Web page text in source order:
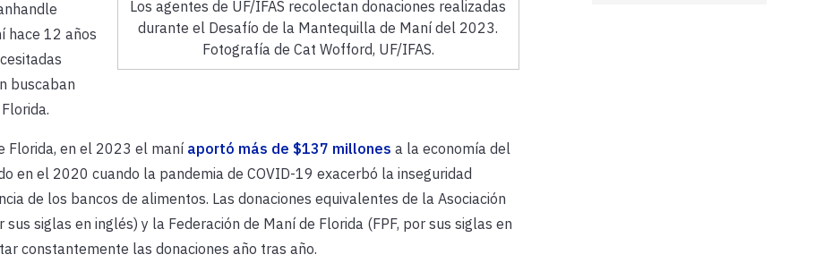
Los agentes de UF/IFAS recolectan donaciones realizadas
durante el Desafío de la Mantequilla de Maní del 2023.
Fotografía de Cat Wofford, UF/IFAS.
hace 12 años
buscaban
Florida, en el 2023 el maní aportó más de $137 millones a la economía del
en el 2020 cuando la pandemia de COVID-19 exacerbó la inseguridad
de los bancos de alimentos. Las donaciones equivalentes de la Asociación
siglas en inglés) y la Federación de Maní de Florida (FPF, por sus siglas en
constantemente las donaciones año tras año.